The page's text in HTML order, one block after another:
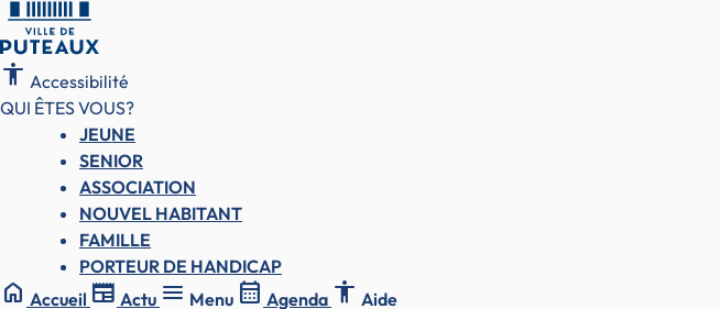
accessibility Accessibilité
QUI ÊTES VOUS?
JEUNE
SENIOR
ASSOCIATION
NOUVEL HABITANT
FAMILLE
PORTEUR DE HANDICAP
home Accueil newspaper Actu menu Menu calendar_month Agenda accessibility Aide